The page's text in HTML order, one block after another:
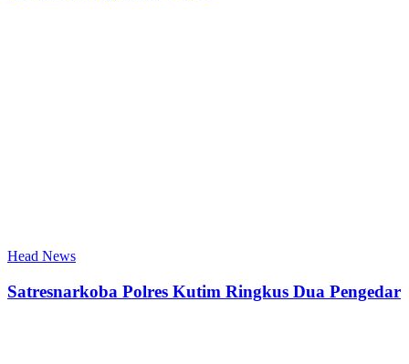
Head News
Satresnarkoba Polres Kutim Ringkus Dua Pengedar